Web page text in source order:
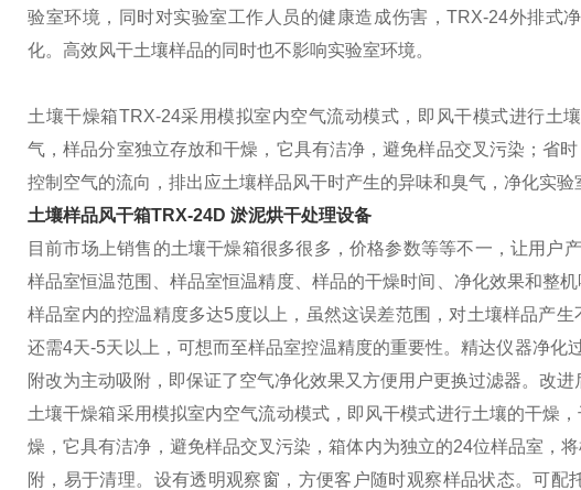
验室环境，同时对实验室工作人员的健康造成伤害，TRX-24外排式
化。高效风干土壤样品的同时也不影响实验室环境。
土壤干燥箱TRX-24采用模拟室内空气流动模式，即风干模式进行土
气，样品分室独立存放和干燥，它具有洁净，避免样品交叉污染；省
控制空气的流向，排出应土壤样品风干时产生的异味和臭气，净化实
土壤样品风干箱TRX-24D 淤泥烘干处理设备
目前市场上销售的土壤干燥箱很多很多，价格参数等等不一，让用户
样品室恒温范围、样品室恒温精度、样品的干燥时间、净化效果和整机
样品室内的控温精度多达5度以上，虽然这误差范围，对土壤样品产
还需4天-5天以上，可想而至样品室控温精度的重要性。精达仪器净
附改为主动吸附，即保证了空气净化效果又方便用户更换过滤器。改
土壤干燥箱采用模拟室内空气流动模式，即风干模式进行土壤的干燥
燥，它具有洁净，避免样品交叉污染，箱体内为独立的24位样品室，
附，易于清理。设有透明观察窗，方便客户随时观察样品状态。可